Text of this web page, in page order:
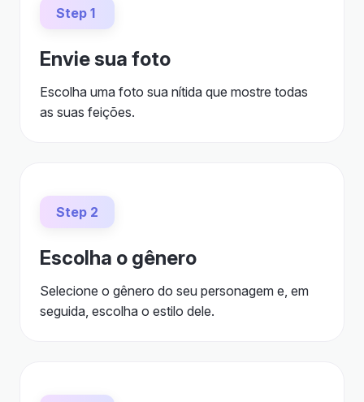
Step 1
Envie sua foto
Escolha uma foto sua nítida que mostre todas
as suas feições.
Step 2
Escolha o gênero
Selecione o gênero do seu personagem e, em
seguida, escolha o estilo dele.